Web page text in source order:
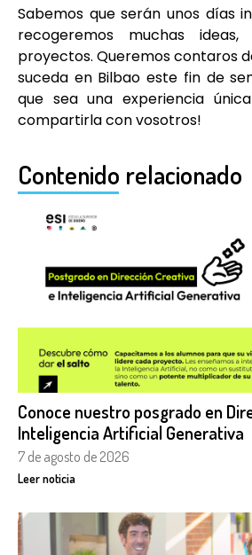
Sabemos que serán unos días
recogeremos muchas ideas,
proyectos. Queremos contaros
suceda en Bilbao este fin de
que sea una experiencia
compartirla con vosotros!
Contenido relacionado
Conoce nuestro posgrado en
Inteligencia Artificial Generativa
7 de agosto de 2026
Leer noticia